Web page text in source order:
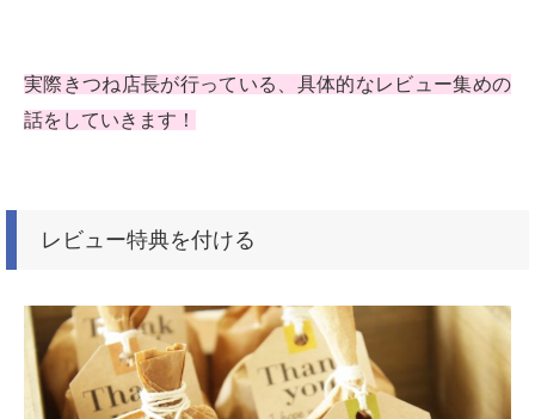
実際きつね店長が行っている、具体的なレビュー集めの
話をしていきます！
レビュー特典を付ける